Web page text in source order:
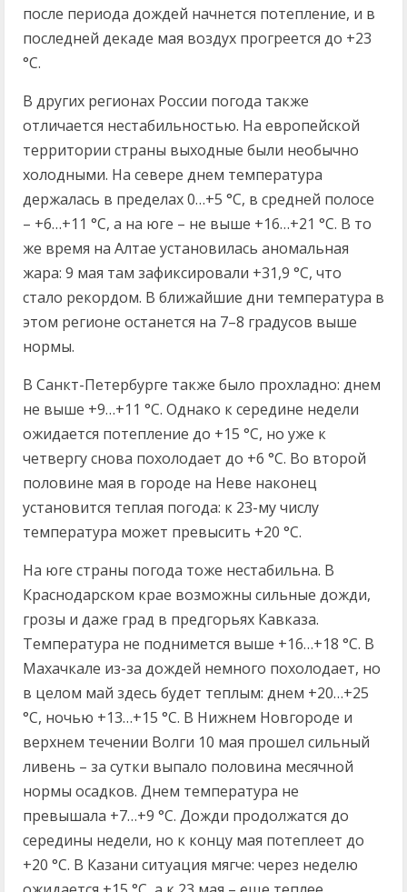
после периода дождей начнется потепление, и в
последней декаде мая воздух прогреется до +23
°C.
В других регионах России погода также
отличается нестабильностью. На европейской
территории страны выходные были необычно
холодными. На севере днем температура
держалась в пределах 0…+5 °C, в средней полосе
– +6…+11 °C, а на юге – не выше +16…+21 °C. В то
же время на Алтае установилась аномальная
жара: 9 мая там зафиксировали +31,9 °C, что
стало рекордом. В ближайшие дни температура в
этом регионе останется на 7–8 градусов выше
нормы.
В Санкт-Петербурге также было прохладно: днем
не выше +9…+11 °C. Однако к середине недели
ожидается потепление до +15 °C, но уже к
четвергу снова похолодает до +6 °C. Во второй
половине мая в городе на Неве наконец
установится теплая погода: к 23-му числу
температура может превысить +20 °C.
На юге страны погода тоже нестабильна. В
Краснодарском крае возможны сильные дожди,
грозы и даже град в предгорьях Кавказа.
Температура не поднимется выше +16…+18 °C. В
Махачкале из-за дождей немного похолодает, но
в целом май здесь будет теплым: днем +20…+25
°C, ночью +13…+15 °C. В Нижнем Новгороде и
верхнем течении Волги 10 мая прошел сильный
ливень – за сутки выпало половина месячной
нормы осадков. Днем температура не
превышала +7…+9 °C. Дожди продолжатся до
середины недели, но к концу мая потеплеет до
+20 °C. В Казани ситуация мягче: через неделю